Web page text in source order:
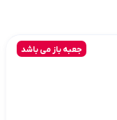
جعبه باز می باشد